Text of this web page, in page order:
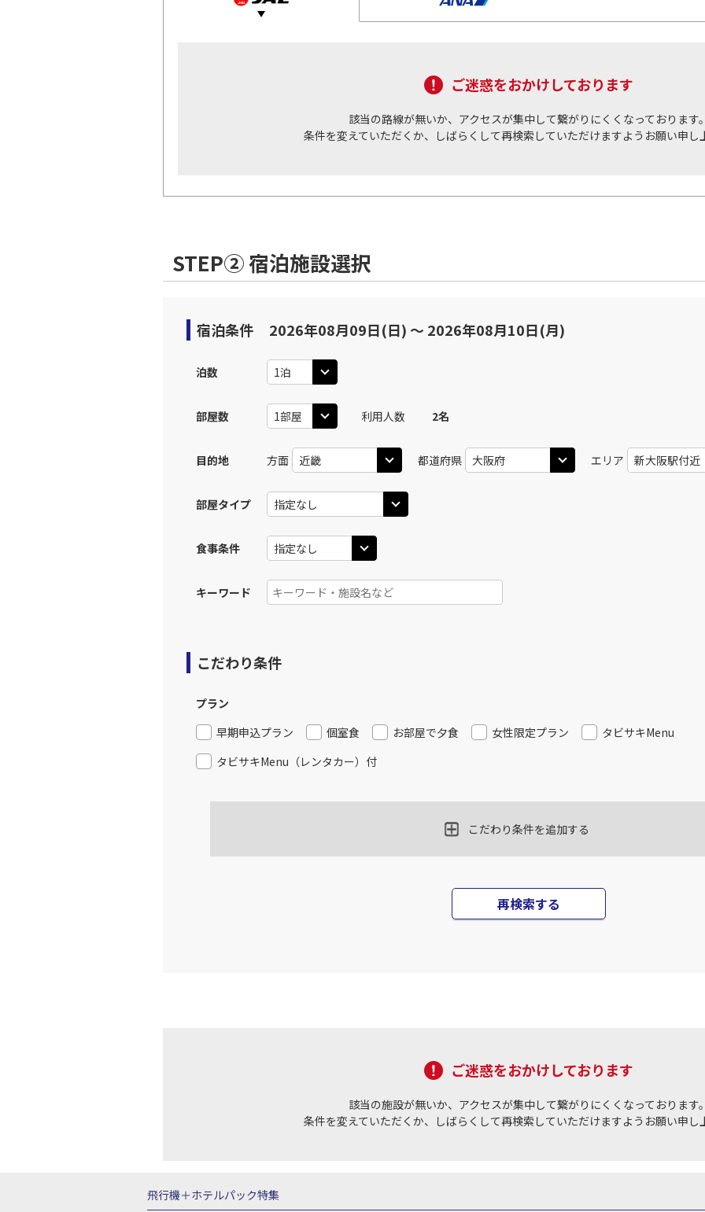
ご迷惑をおかけしております
該当の路線が無いか、アクセスが集中して繋がりにくくなっております
条件を変えていただくか、しばらくして再検索していただけますようお願い申し
STEP② 宿泊施設選択
宿泊条件 2026年08月09日(日) 〜 2026年08月10日(月)
泊数
部屋数 利用人数 2名
目的地 方面 都道府県 エリア
部屋タイプ
食事条件
キーワード
こだわり条件
プラン
早期申込プラン
個室食 お部屋で夕食 女性限定プラン
タビサキMenu
タビサキMenu（レンタカー）付
こだわり条件を追加する
再検索する
ご迷惑をおかけしております
該当の施設が無いか、アクセスが集中して繋がりにくくなっております
条件を変えていただくか、しばらくして再検索していただけますようお願い申し
飛行機＋ホテルパック特集